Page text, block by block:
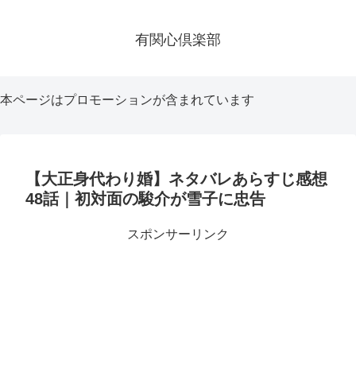
有関心倶楽部
本ページはプロモーションが含まれています
【大正身代わり婚】ネタバレあらすじ感想
48話｜初対面の駿介が雪子に忠告
スポンサーリンク